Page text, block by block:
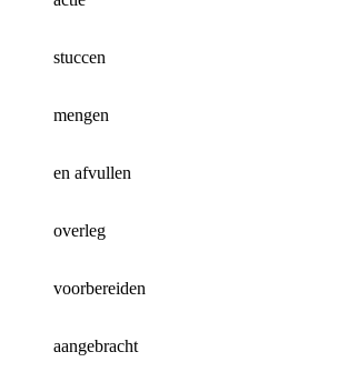
stuccen
mengen
en afvullen
overleg
voorbereiden
aangebracht